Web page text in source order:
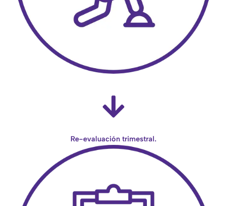
Re-evaluación trimestral.